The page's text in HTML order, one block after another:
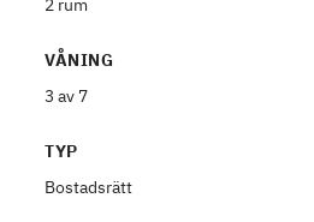
2 rum
VÅNING
3 av 7
TYP
Bostadsrätt